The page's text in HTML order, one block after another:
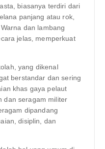
biasanya terdiri dari
panjang atau rok,
dan lambang
jelas, memperkuat
yang dikenal
berstandar dan sering
khas gaya pelaut
dan seragam militer
dipandang
disiplin, dan